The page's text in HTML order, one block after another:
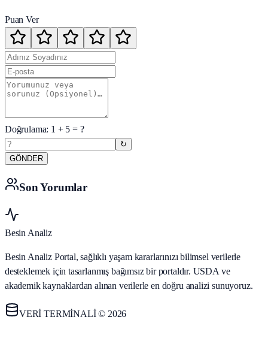
Puan Ver
Doğrulama: 1 + 5 = ?
↻
GÖNDER
Son Yorumlar
Besin Analiz
Besin Analiz Portal, sağlıklı yaşam kararlarınızı bilimsel verilerle
desteklemek için tasarlanmış bağımsız bir portaldır. USDA ve
akademik kaynaklardan alınan verilerle en doğru analizi sunuyoruz.
VERİ TERMİNALİ © 2026